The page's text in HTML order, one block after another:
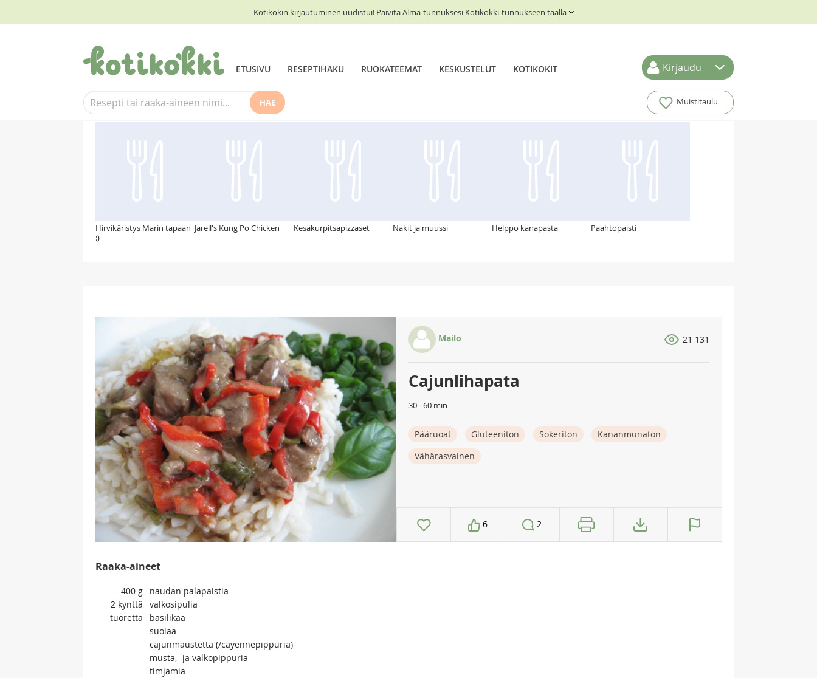
Kotikokin kirjautuminen uudistui! Päivitä Alma-tunnuksesi Kotikokki-tunnukseen täällä
ETUSIVU RESEPTIHAKU RUOKATEEMAT KESKUSTELUT KOTIKOKIT Kirjaudu
HAE Muistitaulu
Suosittelemme myös
Hirvikäristys Marin tapaan
:)
Jarell's Kung Po Chicken Kesäkurpitsapizzaset Nakit ja muussi Helppo kanapasta Paahtopaisti
Mailo 21 131
Cajunlihapata
30 - 60 min
Pääruoat Gluteeniton Sokeriton
Kananmunaton
Vähärasvainen
6 2
Raaka-aineet
400 g
naudan palapaistia
2 kynttä
valkosipulia
tuoretta
basilikaa
suolaa
cajunmaustetta (/cayennepippuria)
musta,- ja valkopippuria
timjamia